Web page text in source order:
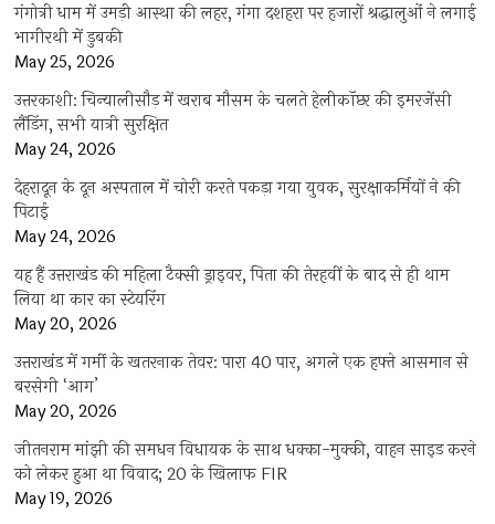
गंगोत्री धाम में उमड़ी आस्था की लहर, गंगा दशहरा पर हजारों श्रद्धालुओं ने लगाई
भागीरथी में डुबकी
May 25, 2026
उत्तरकाशी: चिन्यालीसौड़ में खराब मौसम के चलते हेलीकॉप्टर की इमरजेंसी
लैंडिंग, सभी यात्री सुरक्षित
May 24, 2026
देहरादून के दून अस्पताल में चोरी करते पकड़ा गया युवक, सुरक्षाकर्मियों ने की
पिटाई
May 24, 2026
यह हैं उत्तराखंड की महिला टैक्सी ड्राइवर, पिता की तेरहवीं के बाद से ही थाम
लिया था कार का स्टेयरिंग
May 20, 2026
उत्तराखंड में गर्मी के खतरनाक तेवर: पारा 40 पार, अगले एक हफ्ते आसमान से
बरसेगी ‘आग’
May 20, 2026
जीतनराम मांझी की समधन विधायक के साथ धक्का-मुक्की, वाहन साइड करने
को लेकर हुआ था विवाद; 20 के खिलाफ FIR
May 19, 2026